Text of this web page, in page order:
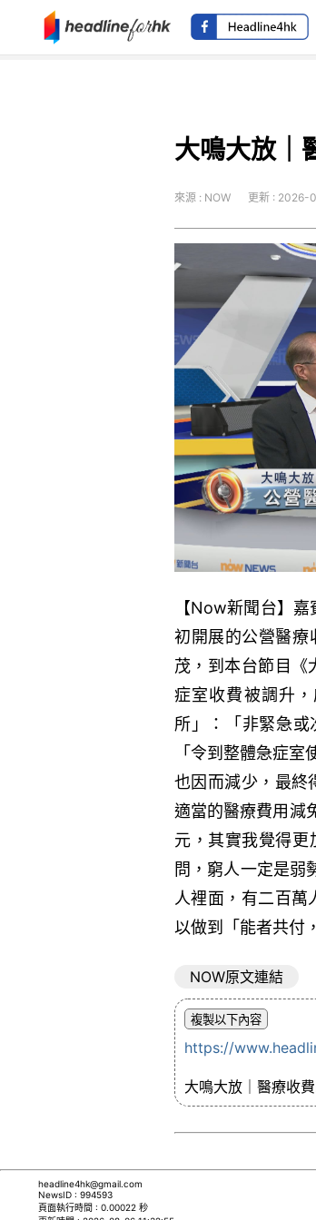
大鳴大放｜
來源 : NOW 更新 : 2026-
【Now新聞台】
初開展的公營醫療
茂，到本台節目《
症室收費被調升
所」：「非緊急或
「令到整體急症
也因而減少，最終
適當的醫療費用減
元，其實我覺得
問，窮人一定是弱
人裡面，有二百萬
以做到「能者共付
NOW原文連結
https://
大鳴大放｜醫療收
headline4hk@gmail.com
NewsID : 994593
頁面執行時間 : 0.00022 秒